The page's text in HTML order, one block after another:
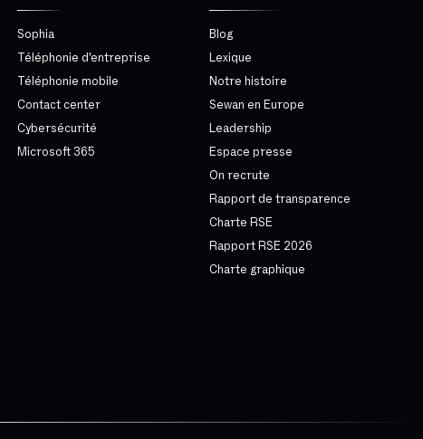
Sophia
Téléphonie d'entreprise
Téléphonie mobile
Contact center
Cybersécurité
Microsoft 365
Blog
Lexique
Notre histoire
Sewan en Europe
Leadership
Espace presse
On recrute
Rapport de transparence
Charte RSE
Rapport RSE 2026
Charte graphique